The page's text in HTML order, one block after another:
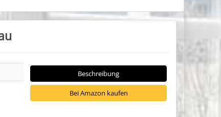
Beschreibung
Bei Amazon kaufen